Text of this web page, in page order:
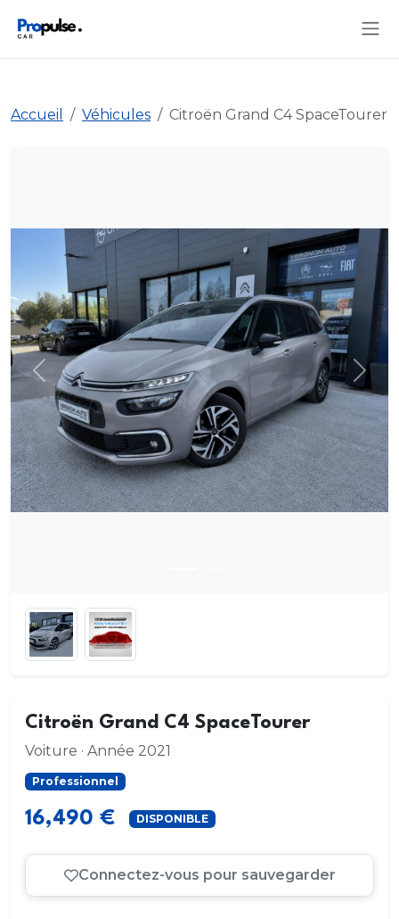
Accueil Véhicules Citroën Grand C4 SpaceTourer
Précédent
Citroën Grand C4 SpaceTourer
Voiture · Année 2021
Professionnel
16,490 € DISPONIBLE
Connectez-vous pour sauvegarder